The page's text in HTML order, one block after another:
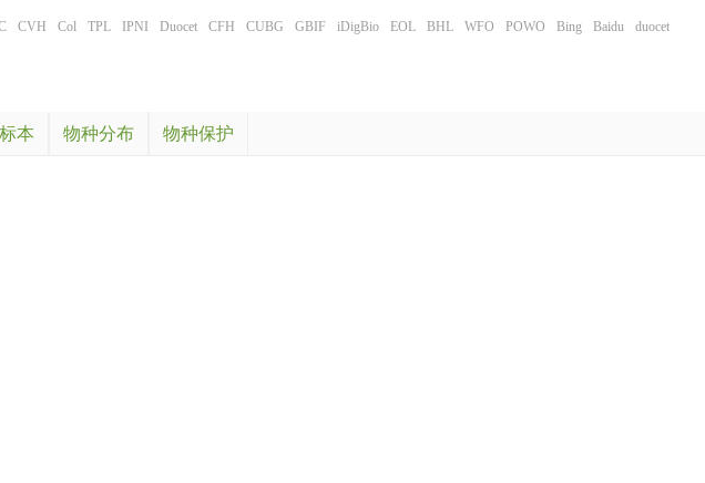
CVH Col TPL IPNI Duocet CFH CUBG GBIF iDigBio EOL BHL WFO POWO Bing Baidu duocet
本 物种分布 物种保护